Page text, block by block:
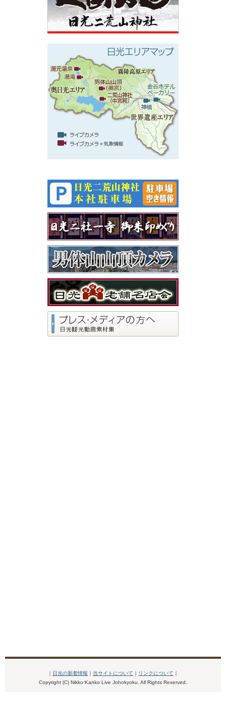
｜ 日光の新着情報 ｜ 当サイトについて ｜ リンクについて ｜
Copyright (C) Nikko Kanko Live Johokyoku. All Rights Reserved.